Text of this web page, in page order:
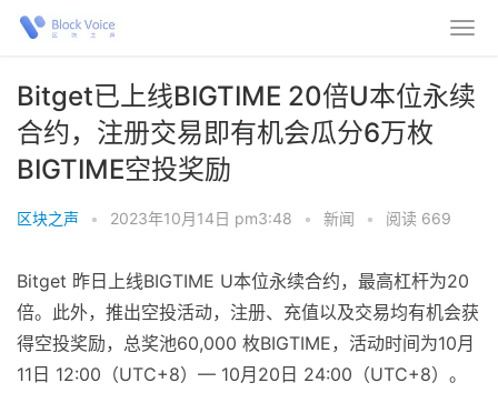
Bitget已上线BIGTIME 20倍U本位永续
合约，注册交易即有机会瓜分6万枚
BIGTIME空投奖励
区块之声 • 2023年10月14日 pm3:48 • 新闻 • 阅读 669
Bitget 昨日上线BIGTIME U本位永续合约，最高杠杆为20
倍。此外，推出空投活动，注册、充值以及交易均有机会获
得空投奖励，总奖池60,000 枚BIGTIME，活动时间为10月
11日 12:00（UTC+8）— 10月20日 24:00（UTC+8）。